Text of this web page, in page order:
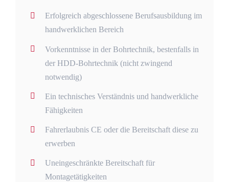
Erfolgreich abgeschlossene Berufsausbildung im
handwerklichen Bereich
Vorkenntnisse in der Bohrtechnik, bestenfalls in
der HDD-Bohrtechnik (nicht zwingend
notwendig)
Ein technisches Verständnis und handwerkliche
Fähigkeiten
Fahrerlaubnis CE oder die Bereitschaft diese zu
erwerben
Uneingeschränkte Bereitschaft für
Montagetätigkeiten